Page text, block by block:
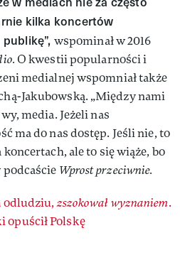
kilka koncertów
wspominał w 2016
O kwestii popularności i
medialnej wspomniał także
Jakubowską. „Między nami
media. Jeżeli nas
ma do nas dostęp. Jeśli nie, to
ale to się wiąże, bo
podcaście Wprost przeciwnie.
odludziu,zszokował wyznaniem.
opuścił Polskę